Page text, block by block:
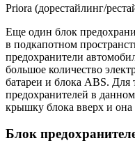
Еще один блок
в подкапотном
предохранители
большое количество
батареи и блока ABS. Для
предохранителей в
крышку блока вверх и она
Блок